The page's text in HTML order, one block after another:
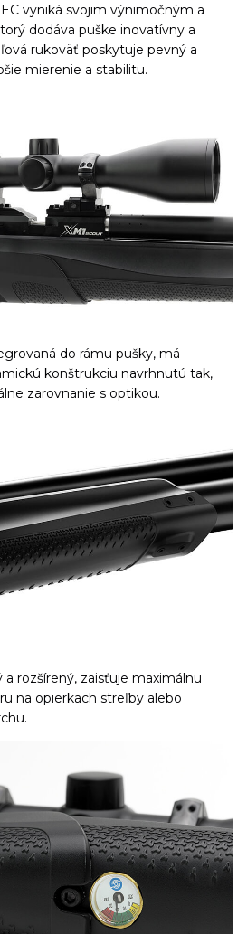
vyniká svojim výnimočným a
dodáva puške inovatívny a
rukoväť poskytuje pevný a
mierenie a stabilitu.
do rámu pušky, má
konštrukciu navrhnutú tak,
zarovnanie s optikou.
a rozšírený, zaisťuje maximálnu
na opierkach streľby alebo